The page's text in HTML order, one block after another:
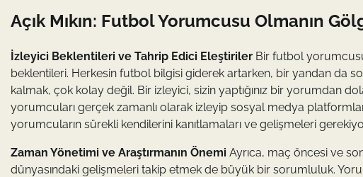
Açık Mıkın: Futbol Yorumcusu Olmanın
İzleyici Beklentileri ve Tahrip Edici Eleştiriler Bir futbol
beklentileri. Herkesin futbol bilgisi giderek artarken, bir yandan da
kalmak, çok kolay değil. Bir izleyici, sizin yaptığınız bir yorumdan
yorumcuları gerçek zamanlı olarak izleyip sosyal medya
yorumcuların sürekli kendilerini kanıtlamaları ve gelişmeleri
Zaman Yönetimi ve Araştırmanın Önemi Ayrıca, maç öncesi ve
dünyasındaki gelişmeleri takip etmek de büyük bir sorumluluk.